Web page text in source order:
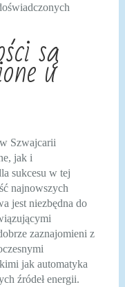
są
u
Szwajcarii
jak i
sukcesu w tej
najnowszych
jest niezbędna do
zaznajomieni z
jak automatyka
źródeł energii.